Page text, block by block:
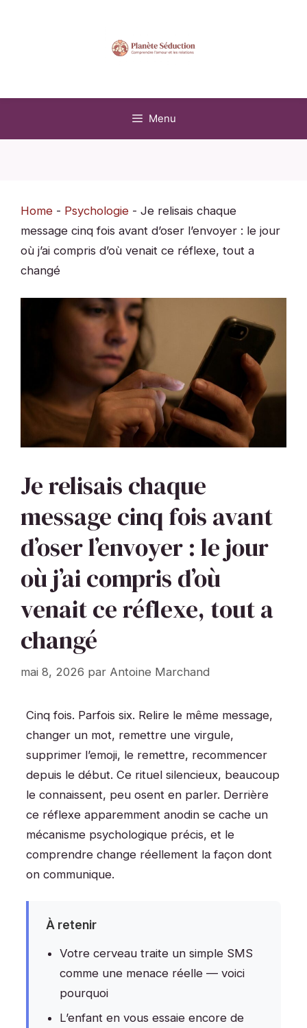
Menu
Home - Psychologie - Je relisais chaque
message cinq fois avant d’oser l’envoyer : le jour
où j’ai compris d’où venait ce réflexe, tout a
changé
Je relisais chaque
message cinq fois avant
d’oser l’envoyer : le jour
où j’ai compris d’où
venait ce réflexe, tout a
changé
mai 8, 2026 par Antoine Marchand
Cinq fois. Parfois six. Relire le même message,
changer un mot, remettre une virgule,
supprimer l’emoji, le remettre, recommencer
depuis le début. Ce rituel silencieux, beaucoup
le connaissent, peu osent en parler. Derrière
ce réflexe apparemment anodin se cache un
mécanisme psychologique précis, et le
comprendre change réellement la façon dont
on communique.
À retenir
Votre cerveau traite un simple SMS
comme une menace réelle — voici
pourquoi
L’enfant en vous essaie encore de